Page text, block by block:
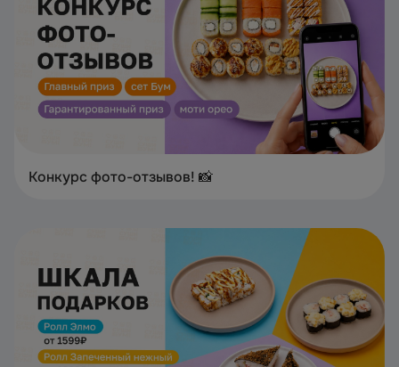
Конкурс фото-отзывов! 📸